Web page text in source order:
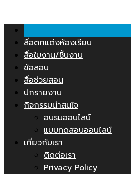
to
content
สื่อตกแต่งห้องเรียน
สื่อใบงาน/ชิ้นงาน
ข้อสอบ
สื่อช่วยสอน
ปกรายงาน
กิจกรรมน่าสนใจ
อบรมออนไลน์
แบบทดสอบออนไลน์
เกี่ยวกับเรา
ติดต่อเรา
Privacy Policy